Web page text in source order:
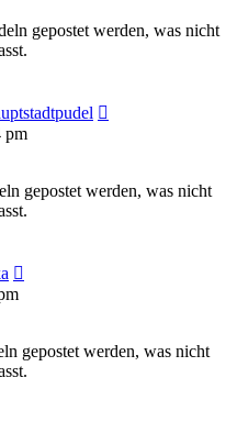
gepostet werden, was nicht
pm
gepostet werden, was nicht
gepostet werden, was nicht